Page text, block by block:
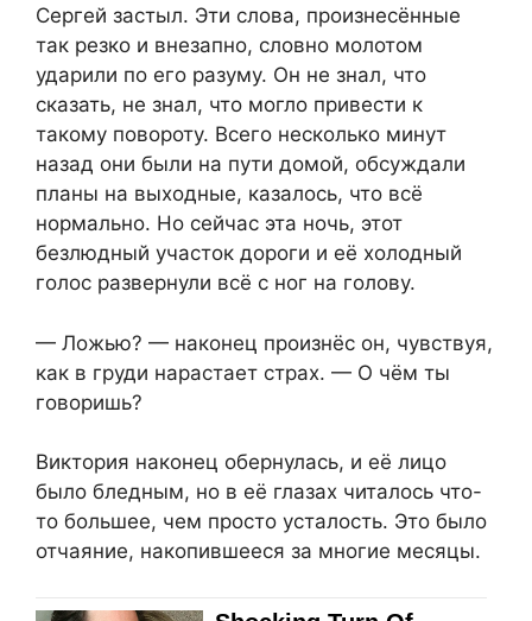
Сергей застыл. Эти слова, произнесённые
так резко и внезапно, словно молотом
ударили по его разуму. Он не знал, что
сказать, не знал, что могло привести к
такому повороту. Всего несколько минут
назад они были на пути домой, обсуждали
планы на выходные, казалось, что всё
нормально. Но сейчас эта ночь, этот
безлюдный участок дороги и её холодный
голос развернули всё с ног на голову.
— Ложью? — наконец произнёс он, чувствуя,
как в груди нарастает страх. — О чём ты
говоришь?
Виктория наконец обернулась, и её лицо
было бледным, но в её глазах читалось что-
то большее, чем просто усталость. Это было
отчаяние, накопившееся за многие месяцы.